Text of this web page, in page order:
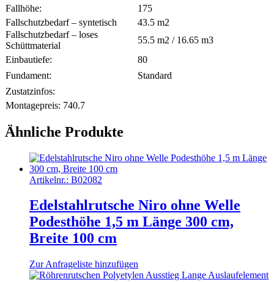
Fallhöhe:
175
Fallschutzbedarf – syntetisch
43.5 m2
Fallschutzbedarf – loses
Schüttmaterial
55.5 m2 / 16.65 m3
Einbautiefe:
80
Fundament:
Standard
Zustatzinfos:
Montagepreis: 740.7
Ähnliche Produkte
Artikelnr.: B02082
Edelstahlrutsche Niro ohne Welle
Podesthöhe 1,5 m Länge 300 cm,
Breite 100 cm
Zur Anfrageliste hinzufügen